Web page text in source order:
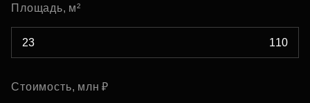
Площадь, м²
Стоимость, млн ₽